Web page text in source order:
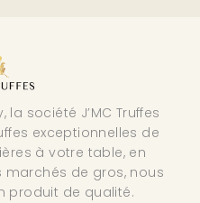
société J’MC Truffes
exceptionnelles de
à votre table, en
de gros, nous
produit de qualité.